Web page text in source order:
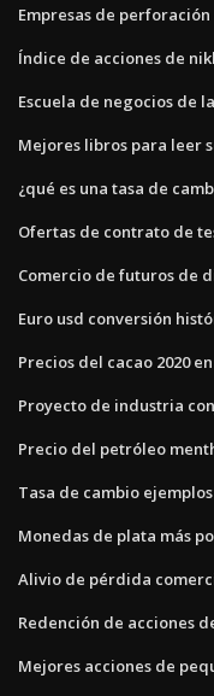
Empresas de
Índice de acciones de
Escuela de negocios de
Mejores libros para leer
¿qué es una tasa de
Ofertas de contrato de
Comercio de futuros de
Euro usd conversión
Precios del cacao 2020
Proyecto de industria
Precio del petróleo
Tasa de cambio
Monedas de plata más
Alivio de pérdida
Redención de acciones
Mejores acciones de